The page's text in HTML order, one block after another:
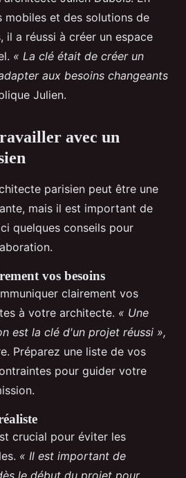
mobiles et des solutions de
il a réussi à créer un espace
« La clé était de créer un
aux besoins changeants
Julien.
avec un
parisien peut être une
mais il est important de
quelques conseils pour
vos besoins
clairement vos
à votre architecte. « Une
est la clé d'un projet réussi »,
Préparez une liste de vos
pour guider votre
crucial pour éviter les
« Il est important de
le début du projet pour